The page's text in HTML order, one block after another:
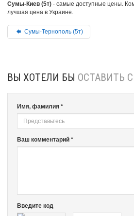
Сумы-Киев (5т) - самые доступные цены.
лучшая цена в Украине.
Сумы-Тернополь (5т)
ВЫ ХОТЕЛИ БЫ ОСТАВИТЬ
Имя, фамилия *
Ваш комментарий *
Введите код